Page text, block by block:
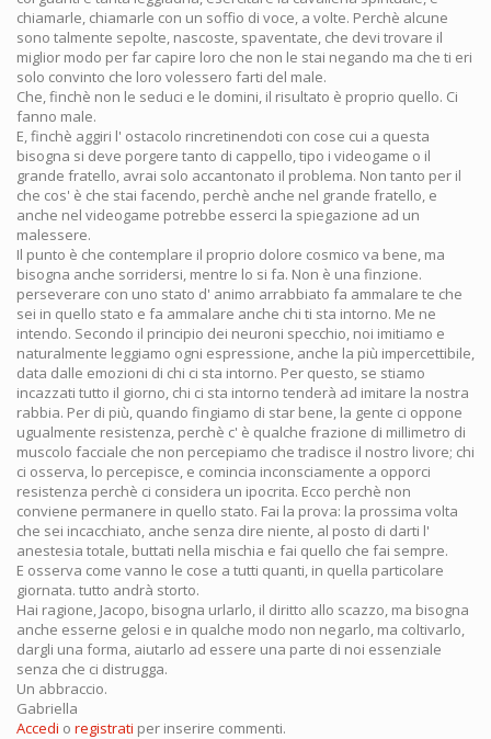
chiamarle, chiamarle con un soffio di voce, a volte. Perchè alcune
sono talmente sepolte, nascoste, spaventate, che devi trovare il
miglior modo per far capire loro che non le stai negando ma che ti eri
solo convinto che loro volessero farti del male.
Che, finchè non le seduci e le domini, il risultato è proprio quello. Ci
fanno male.
E, finchè aggiri l' ostacolo rincretinendoti con cose cui a questa
bisogna si deve porgere tanto di cappello, tipo i videogame o il
grande fratello, avrai solo accantonato il problema. Non tanto per il
che cos' è che stai facendo, perchè anche nel grande fratello, e
anche nel videogame potrebbe esserci la spiegazione ad un
malessere.
Il punto è che contemplare il proprio dolore cosmico va bene, ma
bisogna anche sorridersi, mentre lo si fa. Non è una finzione.
perseverare con uno stato d' animo arrabbiato fa ammalare te che
sei in quello stato e fa ammalare anche chi ti sta intorno. Me ne
intendo. Secondo il principio dei neuroni specchio, noi imitiamo e
naturalmente leggiamo ogni espressione, anche la più impercettibile,
data dalle emozioni di chi ci sta intorno. Per questo, se stiamo
incazzati tutto il giorno, chi ci sta intorno tenderà ad imitare la nostra
rabbia. Per di più, quando fingiamo di star bene, la gente ci oppone
ugualmente resistenza, perchè c' è qualche frazione di millimetro di
muscolo facciale che non percepiamo che tradisce il nostro livore; chi
ci osserva, lo percepisce, e comincia inconsciamente a opporci
resistenza perchè ci considera un ipocrita. Ecco perchè non
conviene permanere in quello stato. Fai la prova: la prossima volta
che sei incacchiato, anche senza dire niente, al posto di darti l'
anestesia totale, buttati nella mischia e fai quello che fai sempre.
E osserva come vanno le cose a tutti quanti, in quella particolare
giornata. tutto andrà storto.
Hai ragione, Jacopo, bisogna urlarlo, il diritto allo scazzo, ma bisogna
anche esserne gelosi e in qualche modo non negarlo, ma coltivarlo,
dargli una forma, aiutarlo ad essere una parte di noi essenziale
senza che ci distrugga.
Un abbraccio.
Gabriella
Accedi o registrati per inserire commenti.